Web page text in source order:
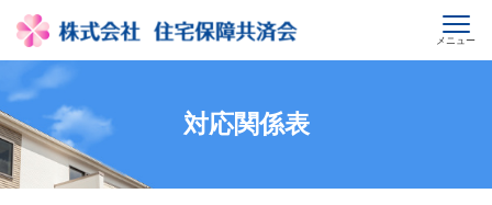
メニュー
対応関係表